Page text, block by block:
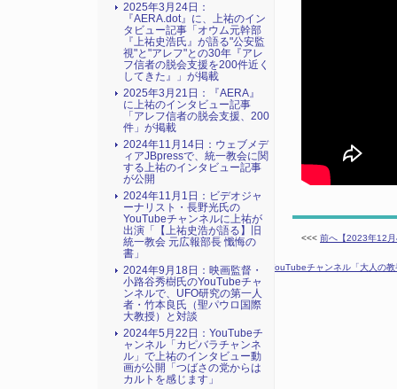
<<< 前へ【2023年12月
次へ【2023年12月15日：YouTubeチャンネル「大人の
2025年3月24日：
『AERA.dot』に、上祐のイン
タビュー記事「オウム元幹部
『上祐史浩氏』が語る"公安監
視"と"アレフ"との30年『アレ
フ信者の脱会支援を200件近く
してきた』」が掲載
2025年3月21日：『AERA』
に上祐のインタビュー記事
「アレフ信者の脱会支援、200
件」が掲載
2024年11月14日：ウェブメデ
ィアJBpressで、統一教会に関
する上祐のインタビュー記事
が公開
2024年11月1日：ビデオジャ
ーナリスト・長野光氏の
YouTubeチャンネルに上祐が
出演「【上祐史浩が語る】旧
統一教会 元広報部長 懺悔の
書」
2024年9月18日：映画監督・
小路谷秀樹氏のYouTubeチャ
ンネルで、UFO研究の第一人
者・竹本良氏（聖パウロ国際
大教授）と対談
2024年5月22日：YouTubeチ
ャンネル「カピバラチャンネ
ル」で上祐のインタビュー動
画が公開「つばさの党からは
カルトを感じます」